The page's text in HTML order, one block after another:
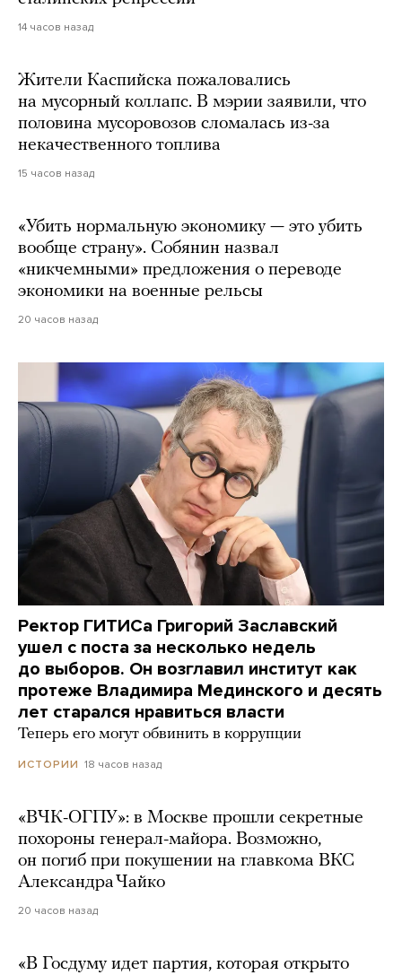
14 часов назад
Жители Каспийска пожаловались
на мусорный коллапс. В мэрии заявили, что
половина мусоровозов сломалась из-за
некачественного топлива
15 часов назад
«Убить нормальную экономику — это убить
вообще страну». Собянин назвал
«никчемными» предложения о переводе
экономики на военные рельсы
20 часов назад
Ректор ГИТИСа Григорий Заславский
ушел с поста за несколько недель
до выборов. Он возглавил институт как
протеже Владимира Мединского и десять
лет старался нравиться власти
Теперь его могут обвинить в коррупции
ИСТОРИИ 18 часов назад
«ВЧК-ОГПУ»: в Москве прошли секретные
похороны генерал-майора. Возможно,
он погиб при покушении на главкома ВКС
Александра Чайко
20 часов назад
«В Госдуму идет партия, которая открыто